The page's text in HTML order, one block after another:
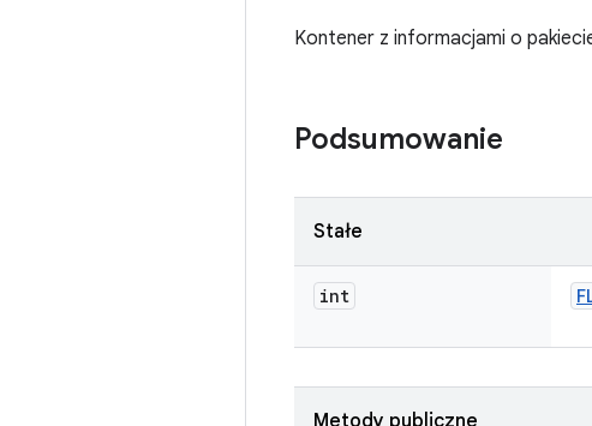
Kontener z informacjami o
Podsumowanie
Stałe
int
Metody publiczne